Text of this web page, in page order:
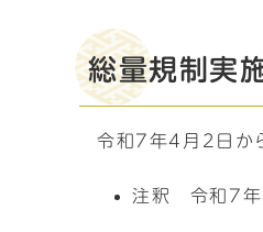
総量規制実
令和7年4月2日か
注釈 令和7年